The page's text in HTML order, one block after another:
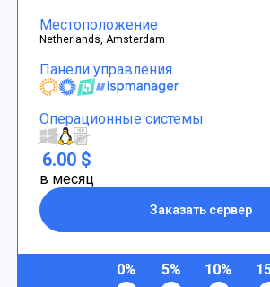
Местоположение
Netherlands, Amsterdam
Панели управления
Операционные системы
6.00 $
в месяц
Заказать сервер
0% 5% 10%